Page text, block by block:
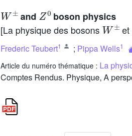
±
and
0
boson physics
[La physique des bosonsW± et
Frederic Teubert1 ; Pippa Wells1
Article du numéro thématique : La
Comptes Rendus. Physique, A